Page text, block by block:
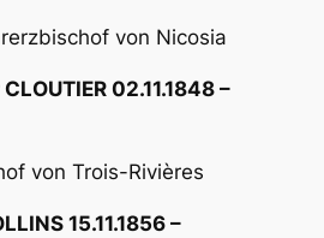
von Nicosia
02.11.1848 –
von Trois-Rivières
15.11.1856 –